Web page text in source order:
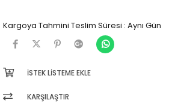
Kargoya Tahmini Teslim Süresi : Aynı Gün
İSTEK LISTEME EKLE
KARŞILAŞTIR